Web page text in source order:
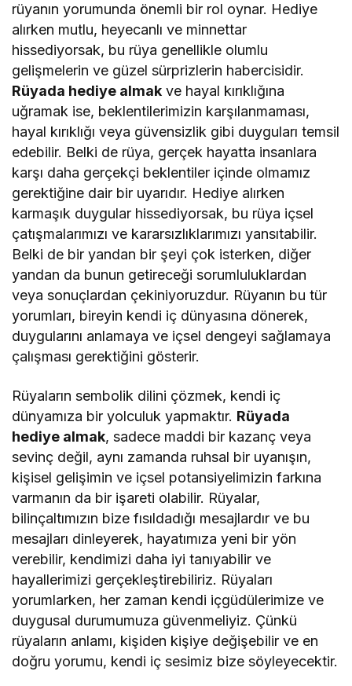
rüyanın yorumunda önemli bir rol oynar. Hediye
alırken mutlu, heyecanlı ve minnettar
hissediyorsak, bu rüya genellikle olumlu
gelişmelerin ve güzel sürprizlerin habercisidir.
Rüyada hediye almak ve hayal kırıklığına
uğramak ise, beklentilerimizin karşılanmaması,
hayal kırıklığı veya güvensizlik gibi duyguları temsil
edebilir. Belki de rüya, gerçek hayatta insanlara
karşı daha gerçekçi beklentiler içinde olmamız
gerektiğine dair bir uyarıdır. Hediye alırken
karmaşık duygular hissediyorsak, bu rüya içsel
çatışmalarımızı ve kararsızlıklarımızı yansıtabilir.
Belki de bir yandan bir şeyi çok isterken, diğer
yandan da bunun getireceği sorumluluklardan
veya sonuçlardan çekiniyoruzdur. Rüyanın bu tür
yorumları, bireyin kendi iç dünyasına dönerek,
duygularını anlamaya ve içsel dengeyi sağlamaya
çalışması gerektiğini gösterir.
Rüyaların sembolik dilini çözmek, kendi iç
dünyamıza bir yolculuk yapmaktır. Rüyada
hediye almak, sadece maddi bir kazanç veya
sevinç değil, aynı zamanda ruhsal bir uyanışın,
kişisel gelişimin ve içsel potansiyelimizin farkına
varmanın da bir işareti olabilir. Rüyalar,
bilinçaltımızın bize fısıldadığı mesajlardır ve bu
mesajları dinleyerek, hayatımıza yeni bir yön
verebilir, kendimizi daha iyi tanıyabilir ve
hayallerimizi gerçekleştirebiliriz. Rüyaları
yorumlarken, her zaman kendi içgüdülerimize ve
duygusal durumumuza güvenmeliyiz. Çünkü
rüyaların anlamı, kişiden kişiye değişebilir ve en
doğru yorumu, kendi iç sesimiz bize söyleyecektir.